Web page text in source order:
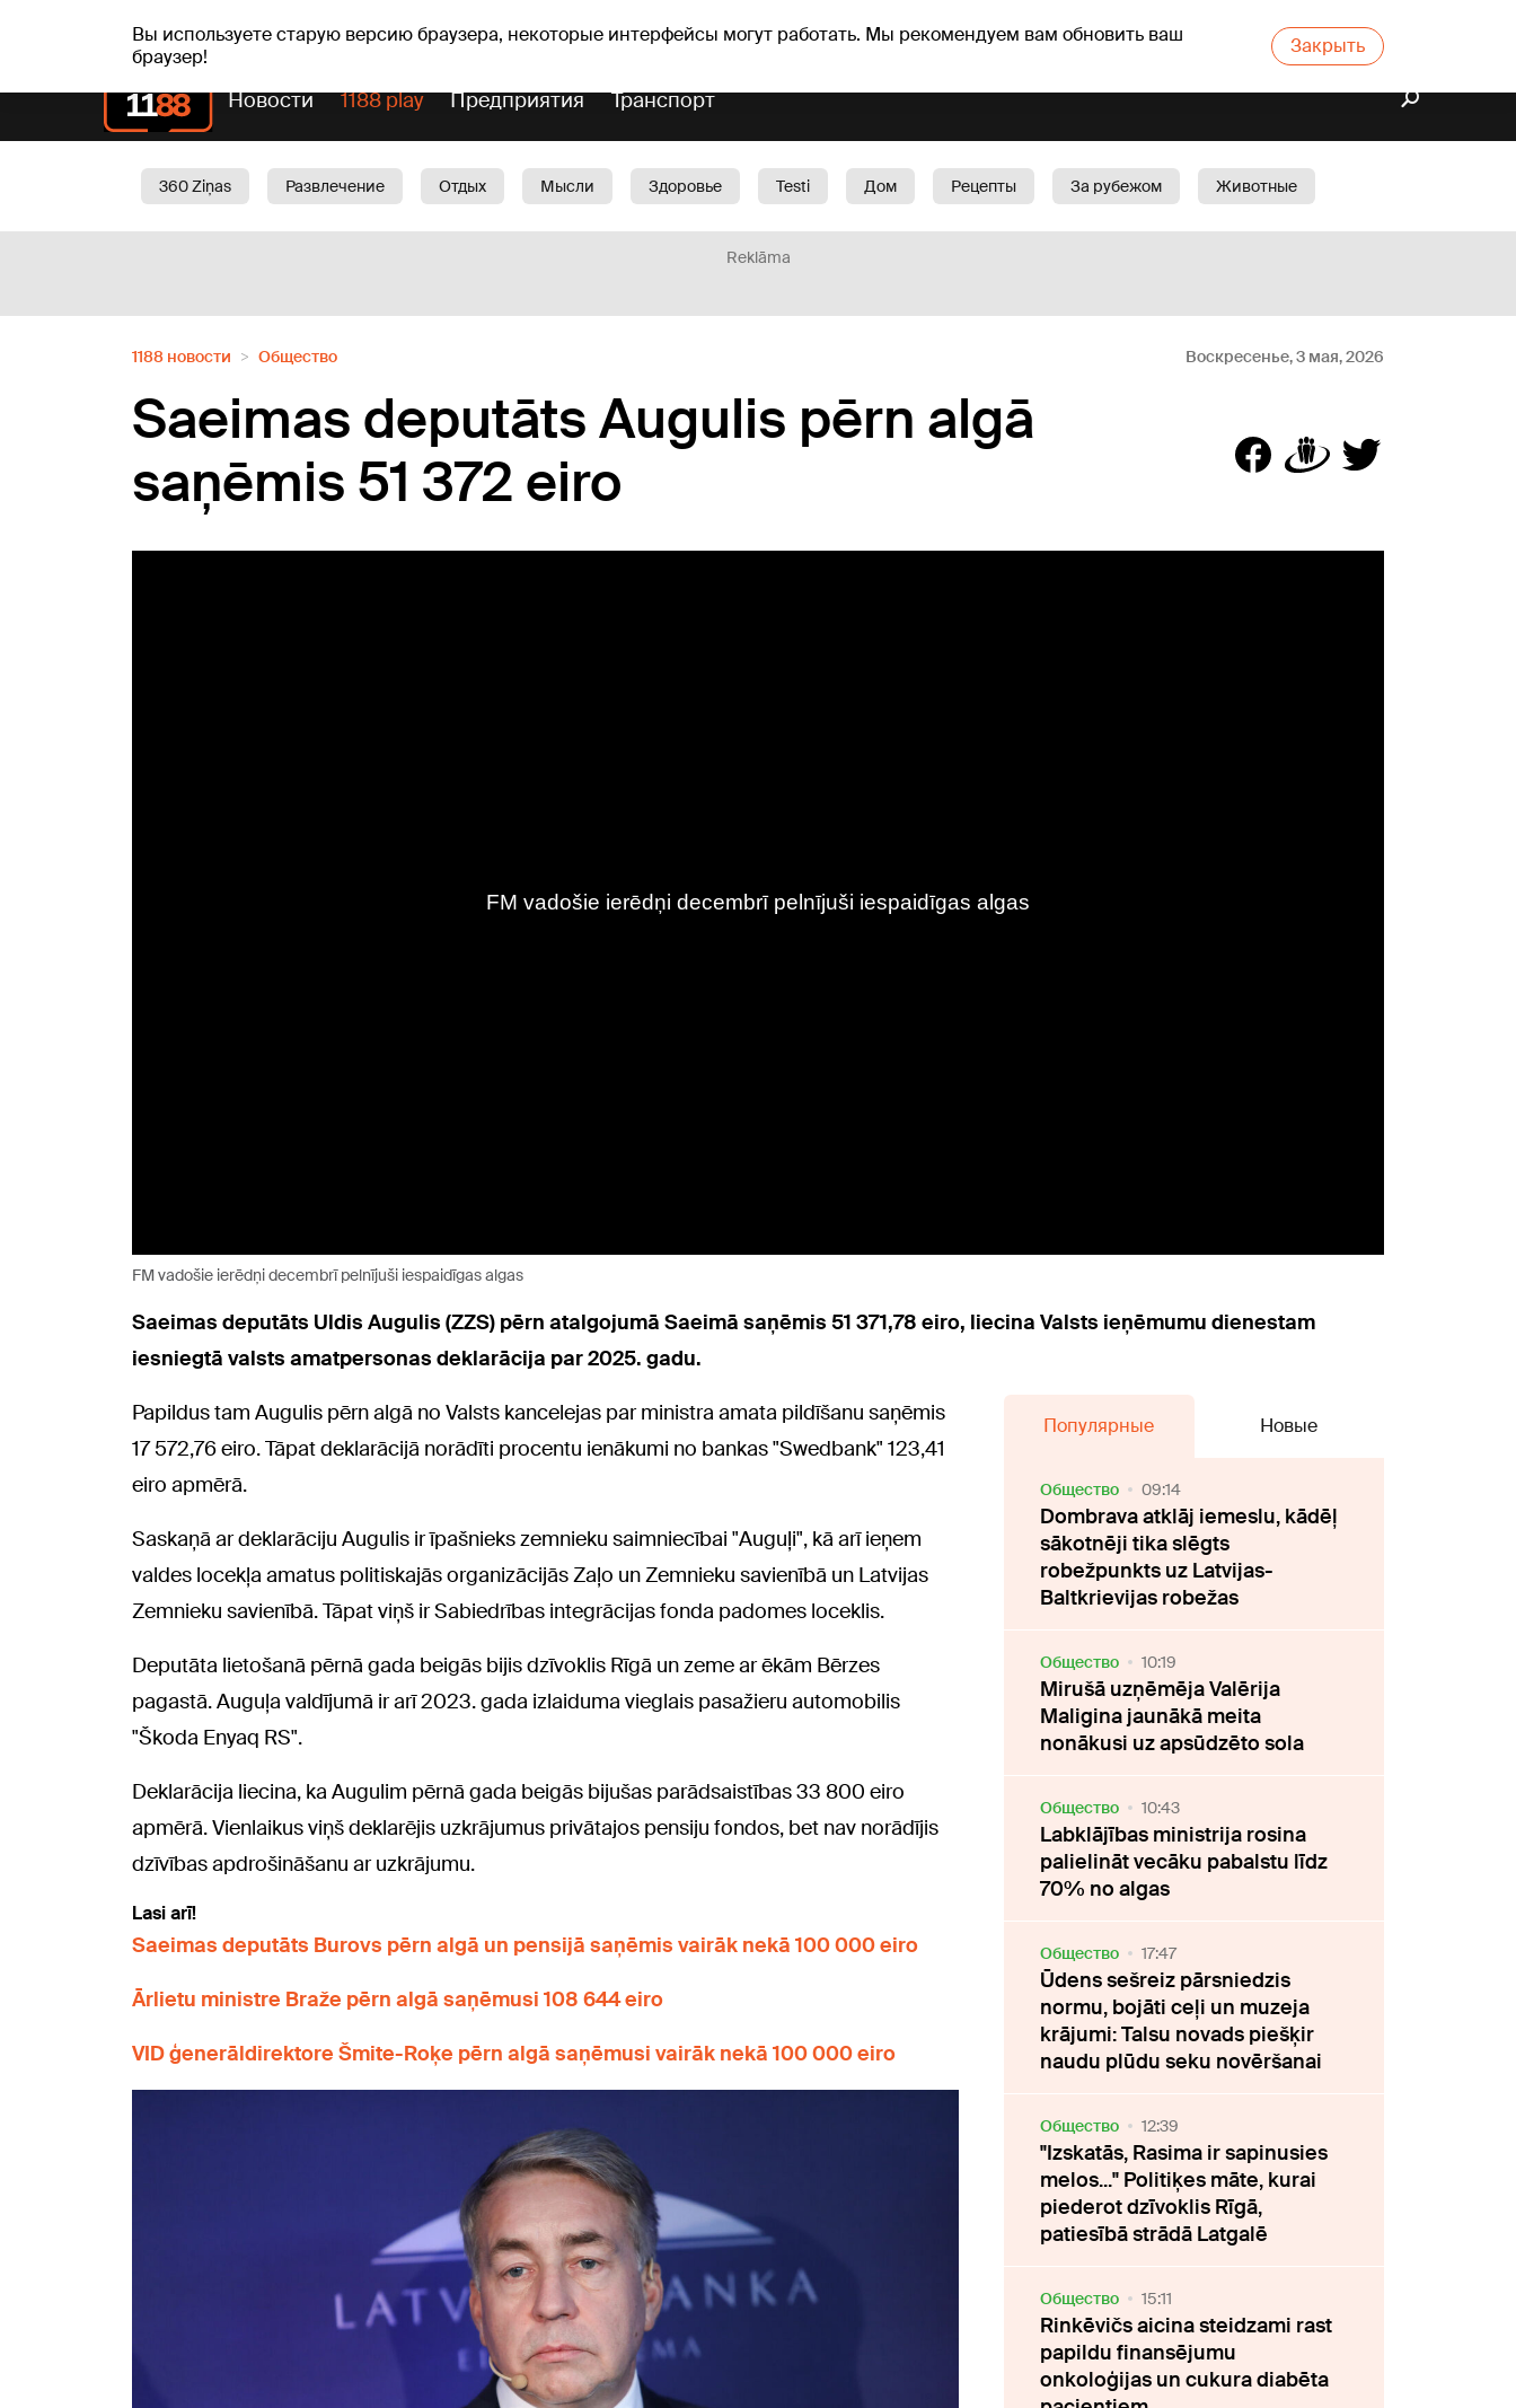
Вы используете старую версию браузера, некоторые интерфейсы могут работать. Мы рекомендуем вам обновить ваш
браузер!
Закрыть
пт, 07.08.2026. +20°C Alfrēds, Fredis, Madars Прогноз погоды Гороскопы
Новости 1188 play Предприятия Транспорт
360 Ziņas Развлечение Отдых Мысли Здоровье Testi Дом Рецепты За рубежом
Животные
Reklāma
1188 новости Oбщество Воскресенье, 3 мая, 2026
Saeimas deputāts Augulis pērn algā
saņēmis 51 372 eiro
FM vadošie ierēdņi decembrī pelnījuši iespaidīgas algas
Saeimas deputāts Uldis Augulis (ZZS) pērn atalgojumā Saeimā saņēmis 51 371,78 eiro, liecina Valsts ieņēmumu dienestam
iesniegtā valsts amatpersonas deklarācija par 2025. gadu.
Papildus tam Augulis pērn algā no Valsts kancelejas par ministra amata pildīšanu saņēmis
17 572,76 eiro. Tāpat deklarācijā norādīti procentu ienākumi no bankas "Swedbank" 123,41
eiro apmērā.
Saskaņā ar deklarāciju Augulis ir īpašnieks zemnieku saimniecībai "Auguļi", kā arī ieņem
valdes locekļa amatus politiskajās organizācijās Zaļo un Zemnieku savienībā un Latvijas
Zemnieku savienībā. Tāpat viņš ir Sabiedrības integrācijas fonda padomes loceklis.
Deputāta lietošanā pērnā gada beigās bijis dzīvoklis Rīgā un zeme ar ēkām Bērzes
pagastā. Auguļa valdījumā ir arī 2023. gada izlaiduma vieglais pasažieru automobilis
"Škoda Enyaq RS".
Deklarācija liecina, ka Augulim pērnā gada beigās bijušas parādsaistības 33 800 eiro
apmērā. Vienlaikus viņš deklarējis uzkrājumus privātajos pensiju fondos, bet nav norādījis
dzīvības apdrošināšanu ar uzkrājumu.
Lasi arī!
Saeimas deputāts Burovs pērn algā un pensijā saņēmis vairāk nekā 100 000 eiro
Ārlietu ministre Braže pērn algā saņēmusi 108 644 eiro
VID ģenerāldirektore Šmite-Roķe pērn algā saņēmusi vairāk nekā 100 000 eiro
Популярные Новые
Oбщество 09:14
Dombrava atklāj iemeslu, kādēļ
sākotnēji tika slēgts
robežpunkts uz Latvijas-
Baltkrievijas robežas
Oбщество 10:19
Mirušā uzņēmēja Valērija
Maligina jaunākā meita
nonākusi uz apsūdzēto sola
Oбщество 10:43
Labklājības ministrija rosina
palielināt vecāku pabalstu līdz
70% no algas
Oбщество 17:47
Ūdens sešreiz pārsniedzis
normu, bojāti ceļi un muzeja
krājumi: Talsu novads piešķir
naudu plūdu seku novēršanai
Oбщество 12:39
"Izskatās, Rasima ir sapinusies
melos..." Politiķes māte, kurai
piederot dzīvoklis Rīgā,
patiesībā strādā Latgalē
Oбщество 15:11
Rinkēvičs aicina steidzami rast
papildu finansējumu
onkoloģijas un cukura diabēta